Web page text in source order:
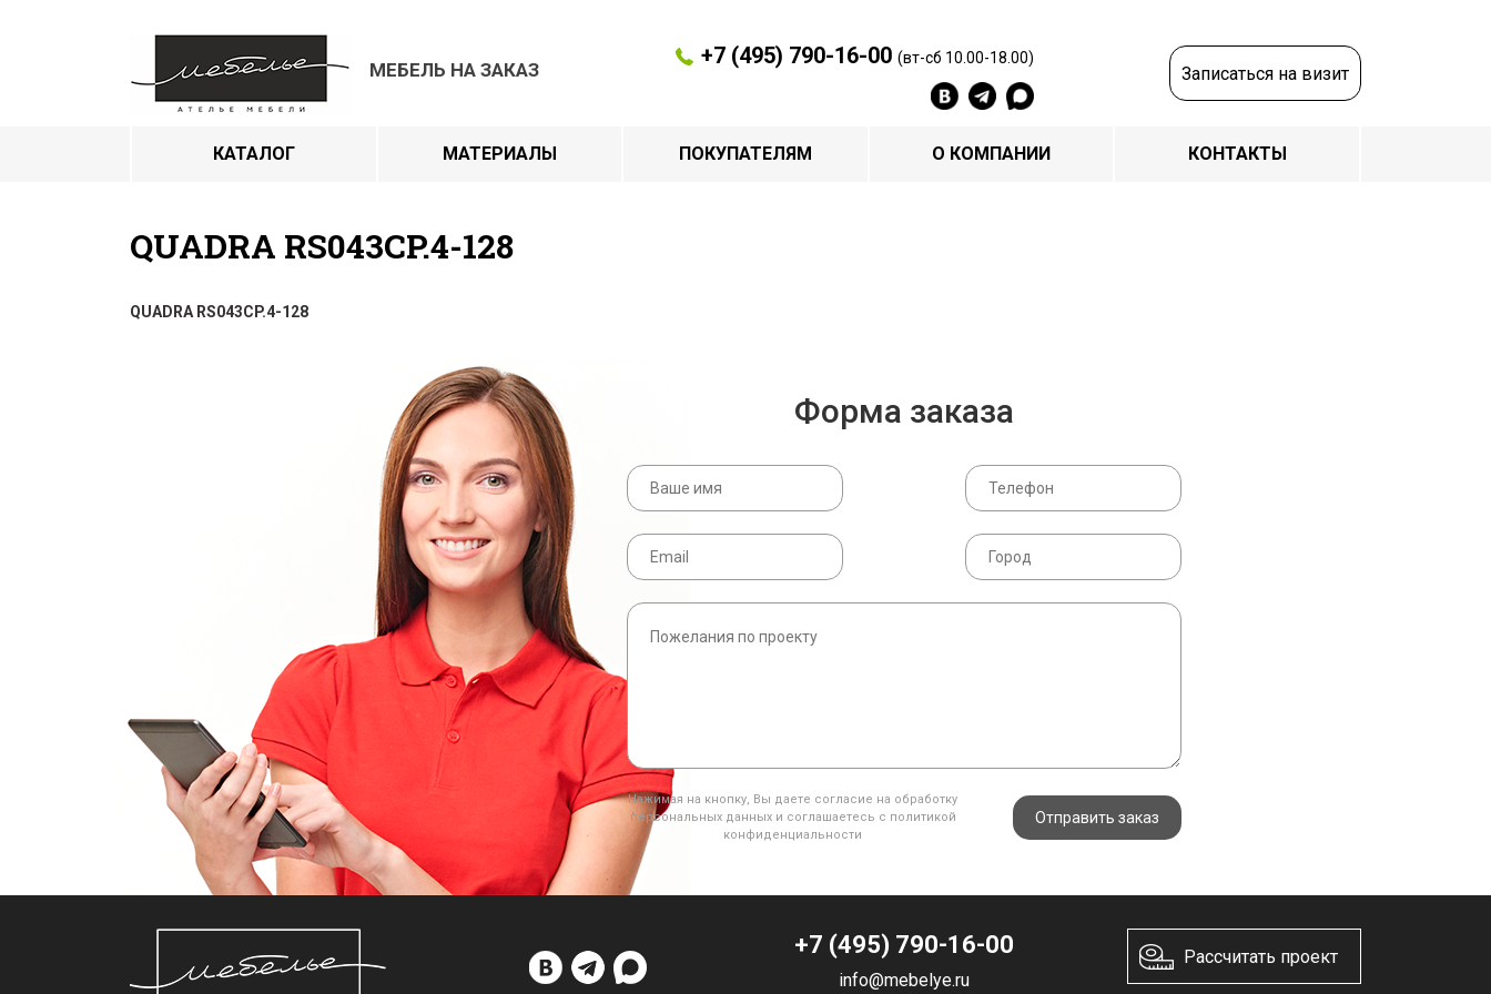
МЕБЕЛЬ НА ЗАКАЗ
+7 (495) 790-16-00 (вт-сб 10.00-18.00)
Записаться на визит
КАТАЛОГ МАТЕРИАЛЫ ПОКУПАТЕЛЯМ О КОМПАНИИ КОНТАКТЫ
QUADRA RS043CP.4-128
QUADRA RS043CP.4-128
Форма заказа
Нажимая на кнопку, Вы даете согласие на обработку
персональных данных и соглашаетесь с политикой
конфиденциальности
Отправить заказ
+7 (495) 790-16-00
info@mebelye.ru
Рассчитать проект